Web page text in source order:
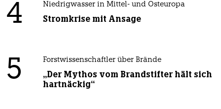
4 Niedrigwasser in Mittel- und Osteuropa
Stromkrise mit Ansage
5 Forstwissenschaftler über Brände
„Der Mythos vom Brandstifter hält sich
hartnäckig“